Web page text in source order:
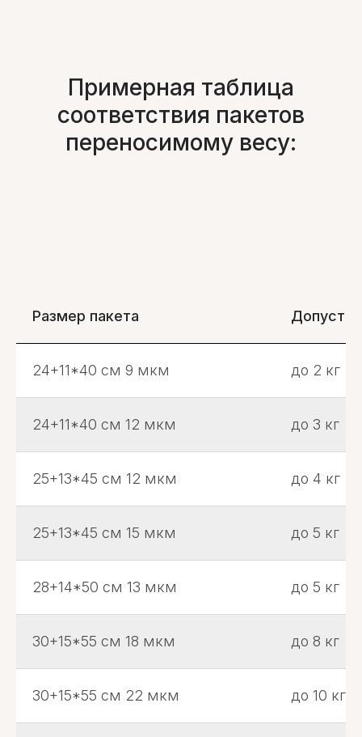
Примерная таблица
соответствия пакетов
переносимому весу:
Размер пакета
24+11*40 см 9 мкм до 2 кг
24+11*40 см 12 мкм до 3 кг
25+13*45 см 12 мкм до 4 кг
25+13*45 см 15 мкм до 5 кг
28+14*50 см 13 мкм до 5 кг
30+15*55 см 18 мкм до 8 кг
30+15*55 см 22 мкм до 10 кг